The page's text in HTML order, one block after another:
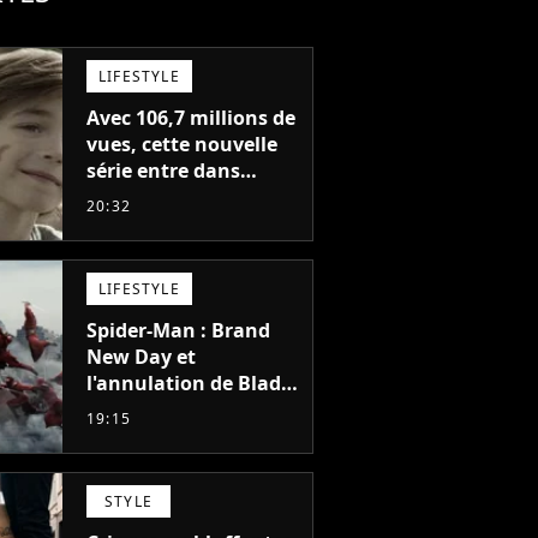
LIFESTYLE
Avec 106,7 millions de
vues, cette nouvelle
série entre dans
l'histoire de Netflix en
20:32
LIFESTYLE
Spider-Man : Brand
New Day et
l'annulation de Blade
montrent que Marvel
faire quoi que ce soit
de simple
19:15
STYLE